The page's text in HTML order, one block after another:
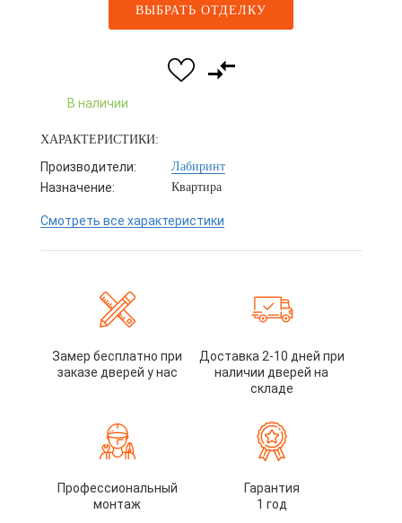
ВЫБРАТЬ ОТДЕЛКУ
В наличии
ХАРАКТЕРИСТИКИ:
Производители: Лабиринт
Назначение: Квартира
Смотреть все характеристики
Замер бесплатно при
заказе дверей у нас
Доставка 2-10 дней при
наличии дверей на
складе
Профессиональный
монтаж
Гарантия
1 год